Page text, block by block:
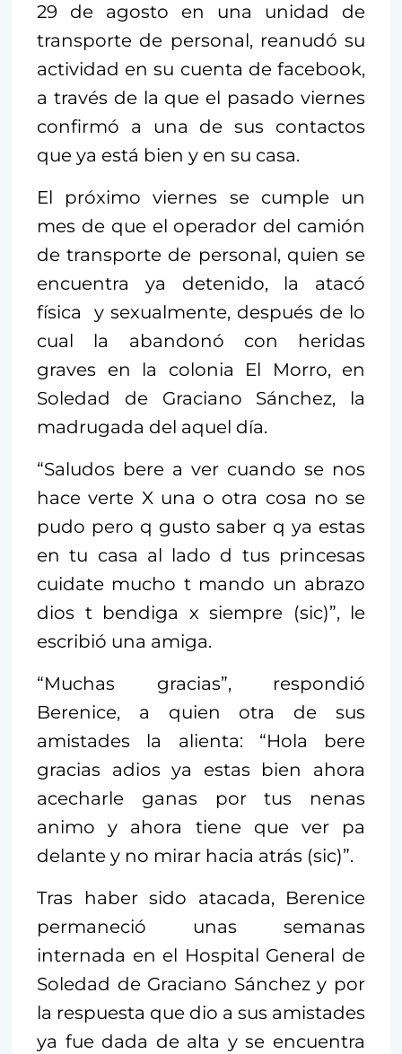
29 de agosto en una unidad de
transporte de personal, reanudó su
actividad en su cuenta de facebook,
a través de la que el pasado viernes
confirmó a una de sus contactos
que ya está bien y en su casa.
El próximo viernes se cumple un
mes de que el operador del camión
de transporte de personal, quien se
encuentra ya detenido, la atacó
física y sexualmente, después de lo
cual la abandonó con heridas
graves en la colonia El Morro, en
Soledad de Graciano Sánchez, la
madrugada del aquel día.
“Saludos bere a ver cuando se nos
hace verte X una o otra cosa no se
pudo pero q gusto saber q ya estas
en tu casa al lado d tus princesas
cuidate mucho t mando un abrazo
dios t bendiga x siempre (sic)”, le
escribió una amiga.
“Muchas gracias”, respondió
Berenice, a quien otra de sus
amistades la alienta: “Hola bere
gracias adios ya estas bien ahora
acecharle ganas por tus nenas
animo y ahora tiene que ver pa
delante y no mirar hacia atrás (sic)”.
Tras haber sido atacada, Berenice
permaneció unas semanas
internada en el Hospital General de
Soledad de Graciano Sánchez y por
la respuesta que dio a sus amistades
ya fue dada de alta y se encuentra